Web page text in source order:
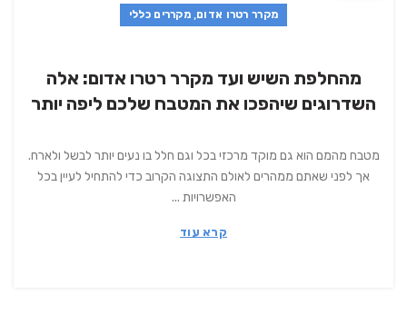
מקרר רטרו אדום, מקררים כללי
מהחלפת השיש ועד מקרר רטרו אדום: אלה
השדרוגים שיהפכו את המטבח שלכם ליפה יותר
מטבח מהמם הוא גם מוקד מרכזי בכל וגם חלל בו נעים יותר לבשל ולארח.
אך לפני שאתם ממהרים לאולם התצוגה הקרוב כדי להתחיל לעיין בכל
האפשרויות ...
קרא עוד